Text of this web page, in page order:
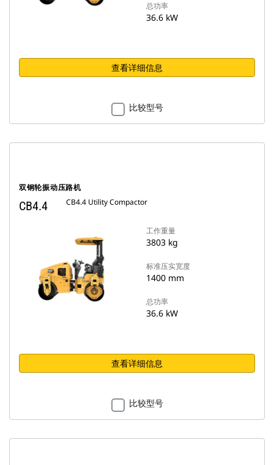
总功率
36.6 kW
查看详细信息
比较型号
双钢轮振动压路机
CB4.4 CB4.4 Utility Compactor
工作重量
3803 kg
标准压实宽度
1400 mm
总功率
36.6 kW
查看详细信息
比较型号